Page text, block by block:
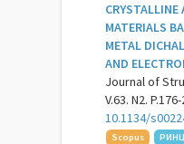
MATERIALS
METAL
AND
Journal of
V.63. N2.
10.1134/
Scopus
РИНЦ